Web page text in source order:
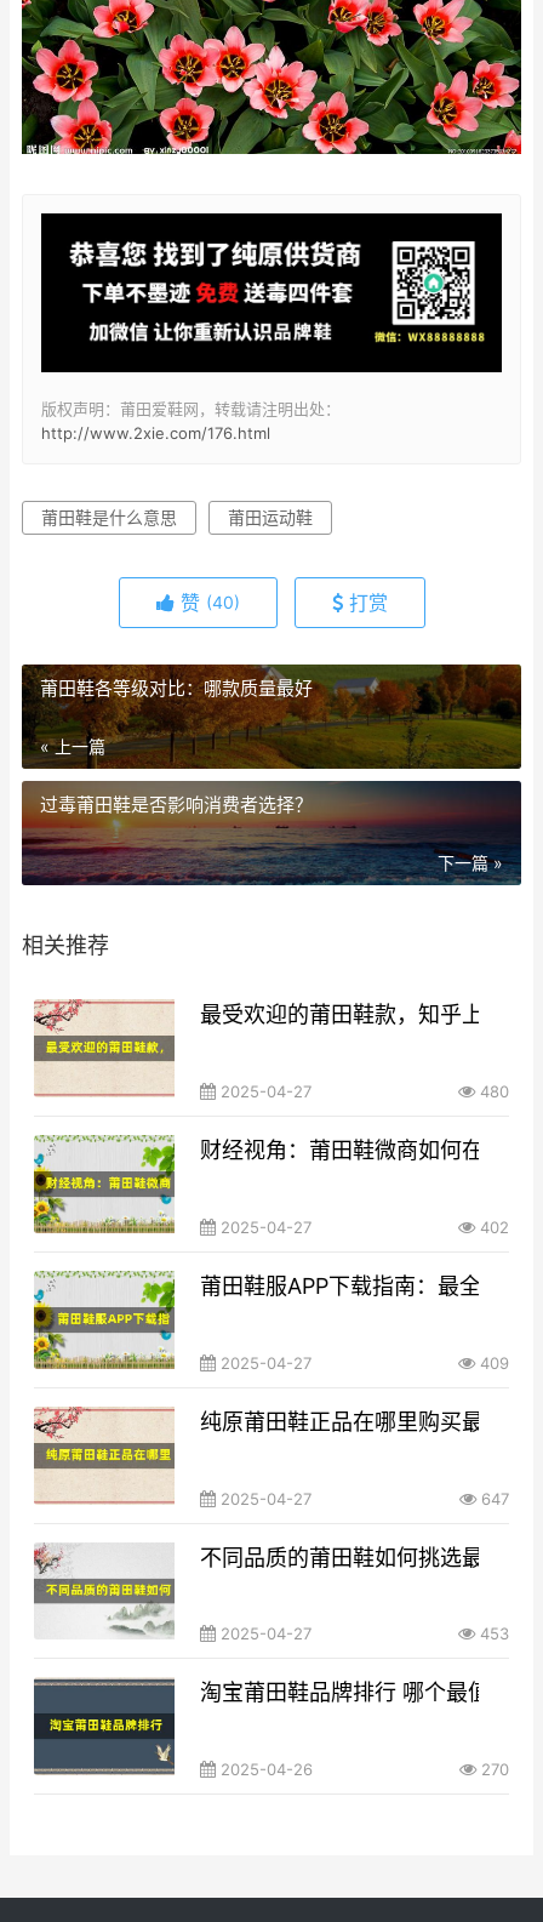
版权声明：莆田爱鞋网，转载请注明出处：
http://www.2xie.com/176.html
莆田鞋是什么意思 莆田运动鞋
赞 (40) 打赏
莆田鞋各等级对比：哪款质量最好
« 上一篇
过毒莆田鞋是否影响消费者选择？
下一篇 »
相关推荐
最受欢迎的莆田鞋款，知乎上用户
2025-04-27 480
财经视角：莆田鞋微商如何在竞争
2025-04-27 402
莆田鞋服APP下载指南：最全面的
2025-04-27 409
纯原莆田鞋正品在哪里购买最靠谱
2025-04-27 647
不同品质的莆田鞋如何挑选最适合
2025-04-27 453
淘宝莆田鞋品牌排行 哪个最值得信
2025-04-26 270